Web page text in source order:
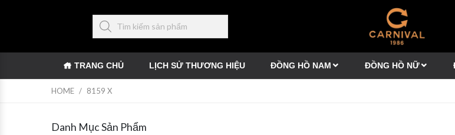
TRANG CHỦ LỊCH SỬ THƯƠNG HIỆU ĐỒNG HỒ NAM ĐỒNG HỒ NỮ
HOME / 8159 X
Danh Mục Sản Phẩm